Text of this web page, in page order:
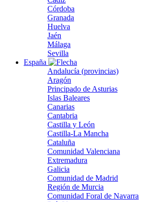
Córdoba
Granada
Huelva
Jaén
Málaga
Sevilla
España
Andalucía (provincias)
Aragón
Principado de Asturias
Islas Baleares
Canarias
Cantabria
Castilla y León
Castilla-La Mancha
Cataluña
Comunidad Valenciana
Extremadura
Galicia
Comunidad de Madrid
Región de Murcia
Comunidad Foral de Navarra